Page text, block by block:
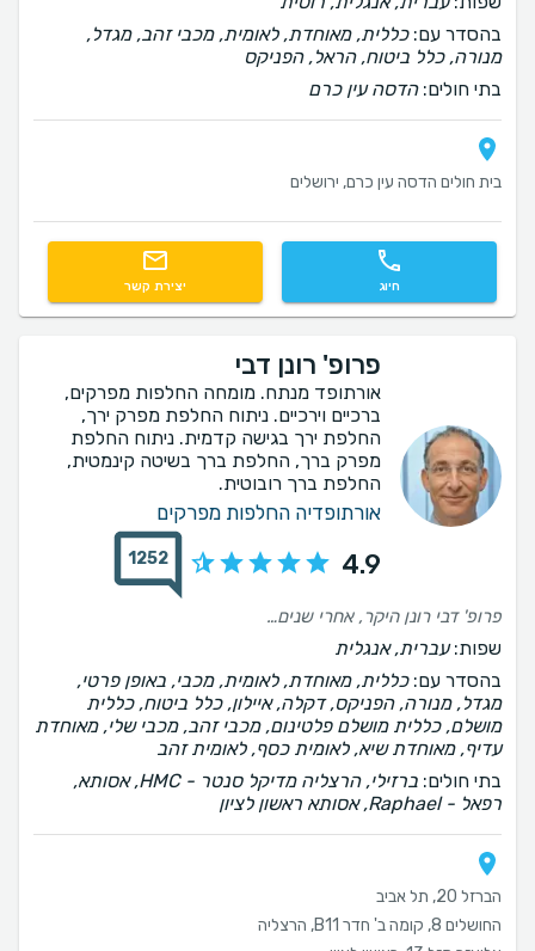
בהסדר עם:כללית, מאוחדת, לאומית, מכבי זהב, מגדל,
מנורה, כלל ביטוח, הראל, הפניקס
בתי חולים:הדסה עין כרם
בית חולים הדסה עין כרם, ירושלים
חיוג יצירת קשר
פרופ' רונן דבי
אורתופד מנתח. מומחה החלפות מפרקים,
ברכיים וירכיים. ניתוח החלפת מפרק ירך,
החלפת ירך בגישה קדמית. ניתוח החלפת
מפרק ברך, החלפת ברך בשיטה קינמטית,
החלפת ברך רובוטית.
אורתופדיה החלפות מפרקים
4.9
1252
פרופ' דבי רונן היקר, אחרי שנים ארוכות של סבל,כאב ופחד משתק מניתוח,אני יכולה לומר שהמסע שעברתי איתך היה הרבה מעבר להליך רפואי הוא היה מהפך אישי.היום כחודש וחצי לאחר הניתוח כשאני כבר מעיזה לחשוב על שיפור בברך השנייה,אני מבינה עד כמה הדרך שעברתי היתה משמעותית. אומרים שמקצועיות ומומחיות הן הבסיס ,אבל אצלך גיליתי הרבה יותר מזה.הסבלנות האינסופית שלך,ההסברים המפורטים,היכולת לפשט כל שלב בתהליך ובעיקר תחושת הביטחון שהענקת לי הם שנתנו לי את האומץ לעשות את הצעד שכל כך חששתי ממנו. ומעל הכל הרגשתי שאתה באמת רואה אותי.לא רק את הברך שזקוקה לטיפול,אלא את האדם שמאחוריה,עם כל החששות הפחדים וההתלבטויות.זוהי תכונה נדירה ויקרת ערך והיא אינה מובנית מאליה.תודה מעומק הלב על הליווי המסור,על האנושיות,על הזמינות ועל הידיים המקצועיות שהחזירו לי את התקווה ואיכות החיים. בהערכה עמוקה ובהכרת תודה אתי עוז שוהם 2026
שפות:עברית, אנגלית
בהסדר עם:כללית, מאוחדת, לאומית, מכבי, באופן פרטי,
מגדל, מנורה, הפניקס, דקלה, איילון, כלל ביטוח, כללית
מושלם, כללית מושלם פלטינום, מכבי זהב, מכבי שלי, מאוחדת
עדיף, מאוחדת שיא, לאומית כסף, לאומית זהב
בתי חולים:
ברזילי, הרצליה מדיקל סנטר - HMC, אסותא,
רפאל - Raphael, אסותא ראשון לציון
הברזל 20, תל אביב
החושלים 8, קומה ב' חדר B11, הרצליה